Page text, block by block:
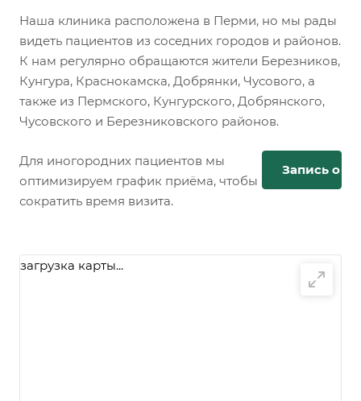
Наша клиника расположена в Перми, но мы рады
видеть пациентов из соседних городов и районов.
К нам регулярно обращаются жители Березников,
Кунгура, Краснокамска, Добрянки, Чусового, а
также из Пермского, Кунгурского, Добрянского,
Чусовского и Березниковского районов.
Для иногородних пациентов мы
оптимизируем график приёма, чтобы
сократить время визита.
Запись
загрузка карты...